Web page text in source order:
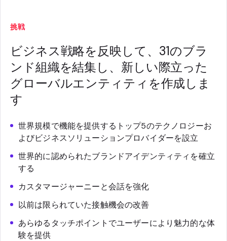
挑戦
ビジネス戦略を反映して、31のブラ
ンド組織を結集し、新しい際立った
グローバルエンティティを作成しま
す
世界規模で機能を提供するトップ5のテクノロジーお
よびビジネスソリューションプロバイダーを設立
世界的に認められたブランドアイデンティティを確立
する
カスタマージャーニーと会話を強化
以前は限られていた接触機会の改善
あらゆるタッチポイントでユーザーにより魅力的な体
験を提供